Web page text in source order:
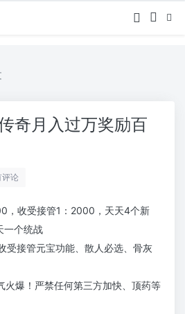
奇月入过万奖励百
评论
，收受接管1：2000，天天4个新
一个统战
受接管元宝功能、散人必选、骨灰
火爆！严禁任何第三方加快、顶药等